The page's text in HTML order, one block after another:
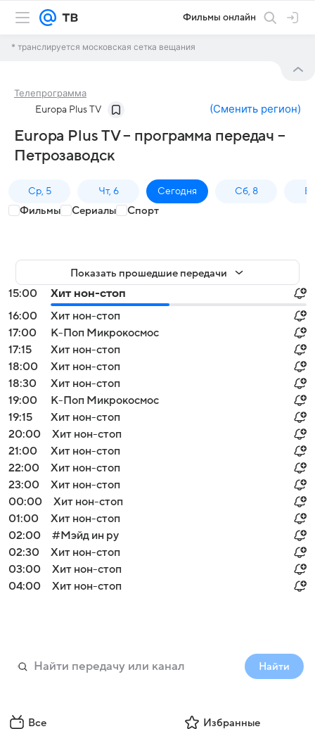
Фильмы онлайн
* транслируется московская сетка вещания
Телепрограмма
Europa Plus TV (Сменить регион)
Europa Plus TV – программа передач –
Петрозаводск
Ср, 5 Чт, 6 Сегодня Сб, 8
Фильмы Сериалы Спорт
Показать прошедшие передачи
15:00
Хит нон-стоп
16:00
Хит нон-стоп
17:00
К-Поп Микрокосмос
17:15
Хит нон-стоп
18:00
Хит нон-стоп
18:30
Хит нон-стоп
19:00
К-Поп Микрокосмос
19:15
Хит нон-стоп
20:00
Хит нон-стоп
21:00
Хит нон-стоп
22:00
Хит нон-стоп
23:00
Хит нон-стоп
00:00
Хит нон-стоп
01:00
Хит нон-стоп
02:00
#Мэйд ин ру
02:30
Хит нон-стоп
03:00
Хит нон-стоп
04:00
Хит нон-стоп
Найти
Все Избранные